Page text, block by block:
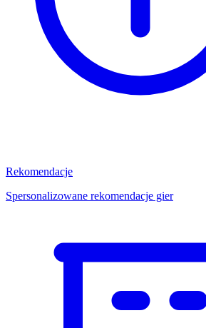
Rekomendacje
Spersonalizowane rekomendacje gier